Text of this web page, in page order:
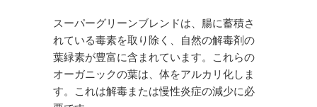
スーパーグリーンブレンドは、腸に蓄積さ
れている毒素を取り除く、自然の解毒剤の
葉緑素が豊富に含まれています。これらの
オーガニックの葉は、体をアルカリ化しま
す。これは解毒または慢性炎症の減少に必